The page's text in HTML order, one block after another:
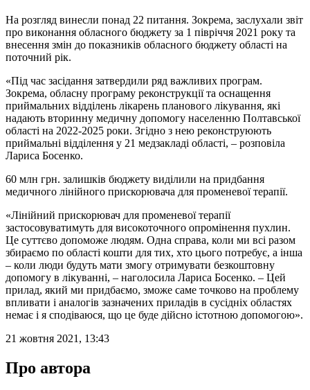
На розгляд винесли понад 22 питання. Зокрема, заслухали звіт
про виконання обласного бюджету за 1 півріччя 2021 року та
внесення змін до показників обласного бюджету області на
поточний рік.
«Під час засідання затвердили ряд важливих програм.
Зокрема, обласну програму реконструкції та оснащення
приймальних відділень лікарень планового лікування, які
надають вторинну медичну допомогу населенню Полтавської
області на 2022-2025 роки. Згідно з нею реконструюють
приймальні відділення у 21 медзакладі області, – розповіла
Лариса Босенко.
60 млн грн. залишків бюджету виділили на придбання
медичного лінійного прискорювача для променевої терапії.
«Лінійний прискорювач для променевої терапії
застосовуватимуть для високоточного опромінення пухлин.
Це суттєво допоможе людям. Одна справа, коли ми всі разом
збираємо по області кошти для тих, хто цього потребує, а інша
– коли люди будуть мати змогу отримувати безкоштовну
допомогу в лікуванні, – наголосила Лариса Босенко. – Цей
прилад, який ми придбаємо, зможе саме точково на проблему
впливати і аналогів зазначених приладів в сусідніх областях
немає і я сподіваюся, що це буде дійсно істотною допомогою».
21 жовтня 2021, 13:43
Про автора